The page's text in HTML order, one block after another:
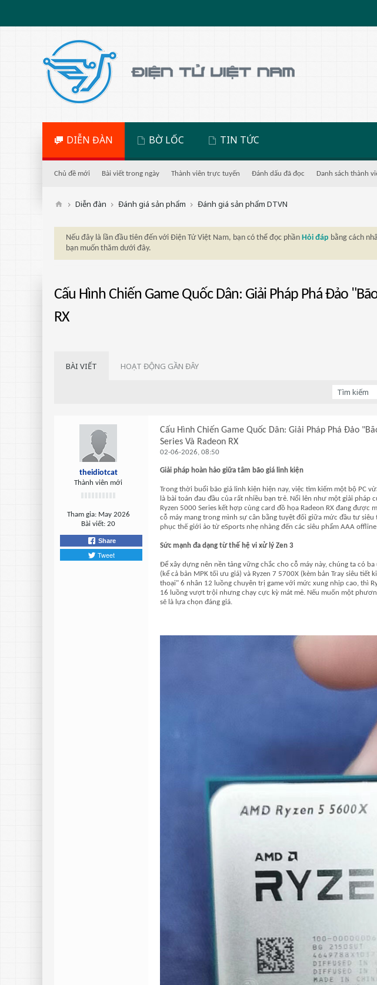
DIỄN ĐÀN BỜ LỐC TIN TỨC
Chủ đề mới Bài viết trong ngày Thành viên trực tuyến Đánh dấu đã đọc Danh sách thành
Diễn đàn Đánh giá sản phẩm Đánh giá sản phẩm DTVN
Nếu đây là lần đầu tiên đến với Điện Tử Việt Nam, bạn có thể đọc phần Hỏi đáp bằng cách
bạn muốn thăm dưới đây.
Cấu Hình Chiến Game Quốc Dân: Giải Pháp Phá Đảo
RX
BÀI VIẾT HOẠT ĐỘNG GẦN ĐÂY
theidiotcat
Thành viên mới
Tham gia: May 2026
Bài viết: 20
Share
Tweet
Cấu Hình Chiến Game Quốc Dân: Giải Pháp Phá Đảo
Series Và Radeon RX
02-06-2026, 08:50
Giải pháp hoàn hảo giữa tâm bão giá linh kiện
Trong thời buổi bão giá linh kiện hiện nay, việc tìm kiếm một bộ PC
là bài toán đau đầu của rất nhiều bạn trẻ. Nổi lên như một giải pháp
Ryzen 5000 Series kết hợp cùng card đồ họa Radeon RX đang
cỗ máy mang trong mình sự cân bằng tuyệt đối giữa mức đầu tư
phục thế giới ảo từ eSports nhẹ nhàng đến các siêu phẩm AAA
Sức mạnh đa dạng từ thế hệ vi xử lý Zen 3
Để xây dựng nên nền tảng vững chắc cho cỗ máy này, chúng ta có
(kể cả bản MPK tối ưu giá) và Ryzen 7 5700X (kèm bản Tray siêu tiết
thoại" 6 nhân 12 luồng chuyên trị game với mức xung nhịp cao, thì
16 luồng vượt trội nhưng chạy cực kỳ mát mẻ. Nếu muốn một
sẽ là lựa chọn đáng giá.